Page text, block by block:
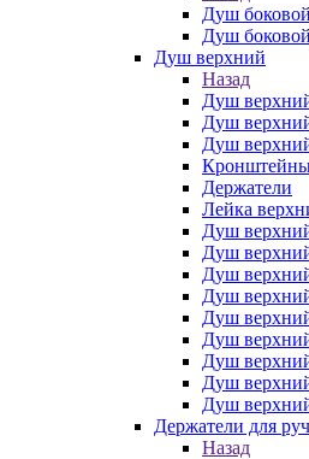
Душ
Душ
Душ верхний
Назад
Душ
Душ
Душ
Держатели
Лейка
Душ
Душ
Душ
Душ
Душ
Душ
Душ
Душ
Душ
Держатели для
Назад